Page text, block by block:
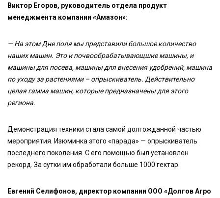
Виктор Егоров, руководитель отдела продукт
менеджмента компании «Амазон»:
— На этом Дне поля мы представили большое количество
наших машин. Это и почвообрабатывающшие машины, и
машины для посева, машины для внесения удобрений, машина
по уходу за растениями – опрыскиватель. Действительно
целая гамма машин, которые предназначены для этого
региона.
Демонстрация техники стала самой долгожданной частью
мероприятия. Изюминка этого «парада» — опрыскиватель
последнего поколения. С его помощью был установлен
рекорд. За сутки им обработали больше 1000 гектар.
Евгений Селифонов, директор компании ООО «Долгов Агро